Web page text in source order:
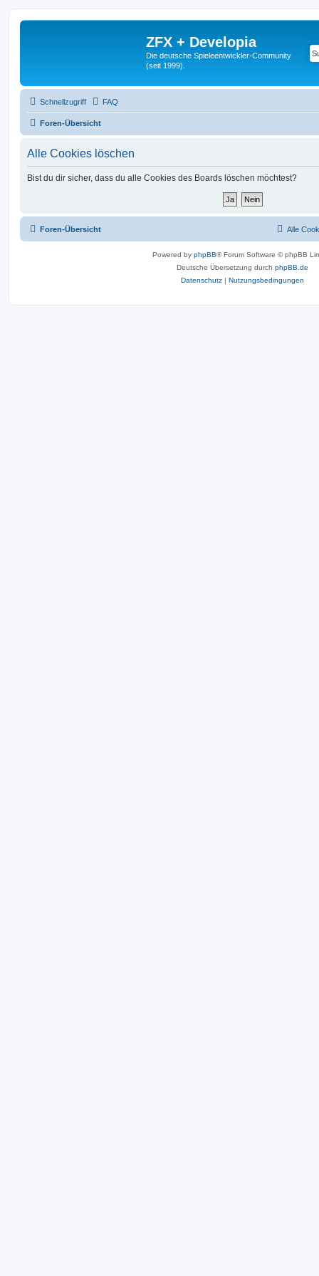
ZFX + Developia
Die deutsche Spieleentwickler-Community
(seit 1999).
Schnellzugriff FAQ
Foren-Übersicht
Alle Cookies löschen
Bist du dir sicher, dass du alle Cookies des Boards löschen möchtest?
Foren-Übersicht Alle
Powered by phpBB® Forum Software © phpBB
Deutsche Übersetzung durch phpBB.de
Datenschutz | Nutzungsbedingungen